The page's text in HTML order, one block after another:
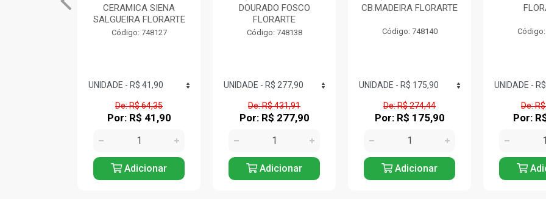
DOURADO FOSCO
FLORARTE
Código: 748138
De: R$ 431,91
Por: R$ 277,90
Adicionar
CB.MADEIRA FLORARTE
Código: 748140
De: R$ 274,44
Por: R$ 175,90
Adicionar
FLORARTE
Código: 748115
De: R$ 22,84
Por: R$ 14,90
Adicionar
ROSA
De:
Por: